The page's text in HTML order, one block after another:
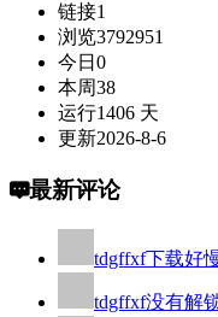
链接1
浏览3792951
今日 0
本周38
运行1406 天
更新2026-8-6
最新评论
tdgffxf下载好
tdgffxf没有解